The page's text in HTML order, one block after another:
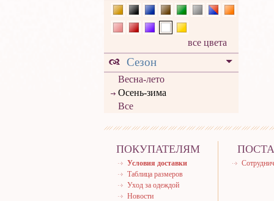
все цвета
Сезон
Весна-лето
Осень-зима
Все
ПОКУПАТЕЛЯМ
Условия доставки
Таблица размеров
Уход за одеждой
Новости